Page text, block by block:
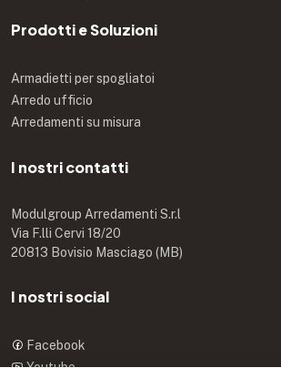
Prodotti e Soluzioni
Armadietti per spogliatoi
Arredo ufficio
Arredamenti su misura
I nostri contatti
Modulgroup Arredamenti S.r.l
Via F.lli Cervi 18/20
20813 Bovisio Masciago (MB)
I nostri social
Facebook